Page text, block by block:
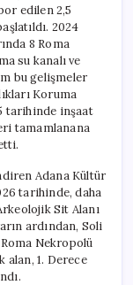
edilen 2,5
2024
8 Roma
su kanalı ve
bu gelişmeler
Koruma
tarihinde inşaat
tamamlanana
Adana Kültür
tarihinde, daha
Sit Alanı
ardından, Soli
Nekropolü
alan, 1. Derece